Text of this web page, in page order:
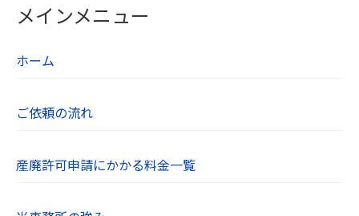
メインメニュー
ホーム
ご依頼の流れ
産廃許可申請にかかる料金一覧